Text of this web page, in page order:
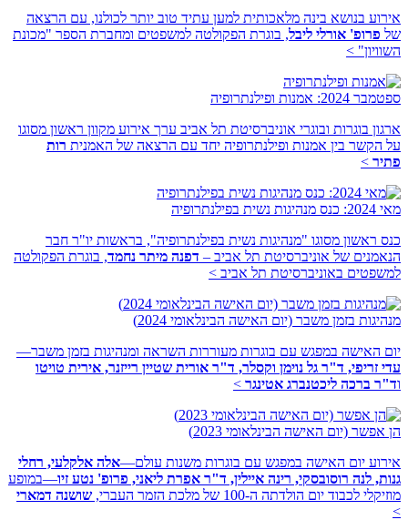
אירוע בנושא בינה מלאכותית למען עתיד טוב יותר לכולנו, עם הרצאה
של פרופ' אורלי ליבל, בוגרת הפקולטה למשפטים ומחברת הספר "מכונת
השוויון" >
ספטמבר 2024: אמנות ופילנתרופיה
ארגון בוגרות ובוגרי אוניברסיטת תל אביב ערך אירוע מקוון ראשון מסוגו
על הקשר בין אמנות ופילנתרופיה יחד עם הרצאה של האמנית רות
פתיר >
מאי 2024: כנס מנהיגות נשית בפילנתרופיה
כנס ראשון מסוגו "מנהיגות נשית בפילנתרופיה", בראשות יו"ר חבר
הנאמנים של אוניברסיטת תל אביב – דפנה מיתר נחמד, בוגרת הפקולטה
למשפטים באוניברסיטת תל אביב >
מנהיגות בזמן משבר (יום האישה הבינלאומי 2024)
יום האישה במפגש עם בוגרות מעוררות השראה ומנהיגות בזמן משבר—
עדי זריפי, ד"ר גל נוימן וקסלר, ד"ר אורית שטיין רייזנר, אירית טויטו
וד"ר ברכה ליכטנברג אטינגר >
הן אפשר (יום האישה הבינלאומי 2023)
אירוע יום האישה במפגש עם בוגרות משנות עולם—אלה אלקלעי, רחלי
גנות, לנה רוסובסקי, רינה איילין, ד"ר אפרת ליאני, פרופ' נטע זיו—במופע
מוזיקלי לכבוד יום הולדתה ה-100 של מלכת הזמר העברי,
שושנה דמארי
>